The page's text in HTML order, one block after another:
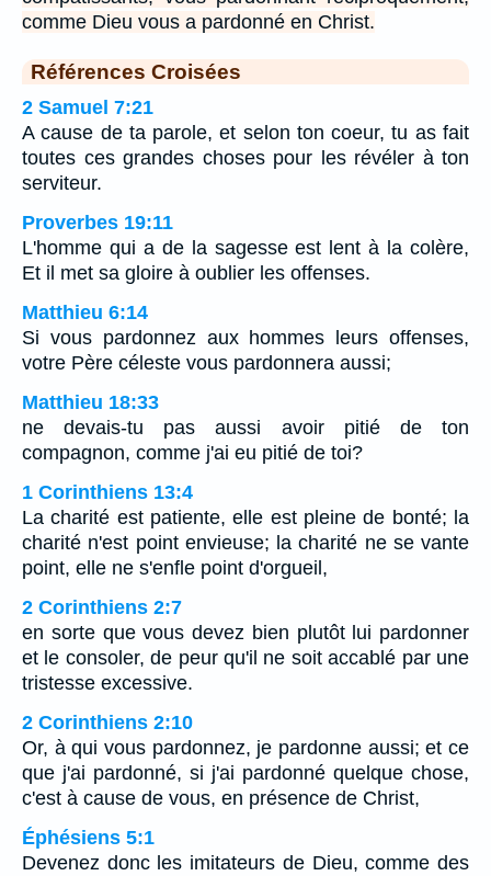
comme Dieu vous a pardonné en Christ.
Références Croisées
2 Samuel 7:21
A cause de ta parole, et selon ton coeur, tu as fait
toutes ces grandes choses pour les révéler à ton
serviteur.
Proverbes 19:11
L'homme qui a de la sagesse est lent à la colère,
Et il met sa gloire à oublier les offenses.
Matthieu 6:14
Si vous pardonnez aux hommes leurs offenses,
votre Père céleste vous pardonnera aussi;
Matthieu 18:33
ne devais-tu pas aussi avoir pitié de ton
compagnon, comme j'ai eu pitié de toi?
1 Corinthiens 13:4
La charité est patiente, elle est pleine de bonté; la
charité n'est point envieuse; la charité ne se vante
point, elle ne s'enfle point d'orgueil,
2 Corinthiens 2:7
en sorte que vous devez bien plutôt lui pardonner
et le consoler, de peur qu'il ne soit accablé par une
tristesse excessive.
2 Corinthiens 2:10
Or, à qui vous pardonnez, je pardonne aussi; et ce
que j'ai pardonné, si j'ai pardonné quelque chose,
c'est à cause de vous, en présence de Christ,
Éphésiens 5:1
Devenez donc les imitateurs de Dieu, comme des